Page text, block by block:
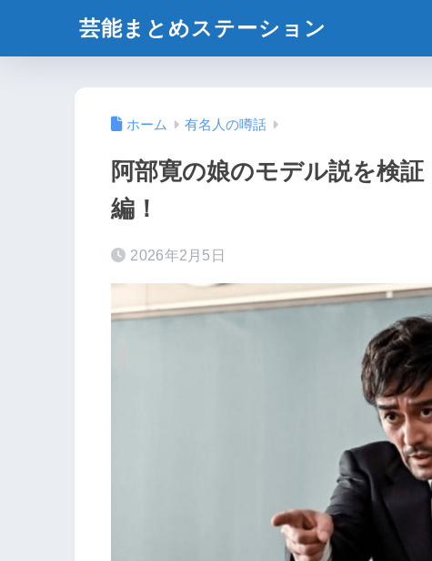
芸能まとめステーション
ホーム 有名人の噂話
阿部寛の娘のモデル説を検
編！
2026年2月5日